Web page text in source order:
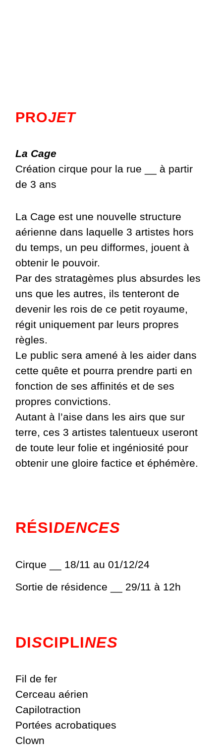
PROJET
La Cage
Création cirque pour la rue __ à partir
de 3 ans
La Cage est une nouvelle structure
aérienne dans laquelle 3 artistes hors
du temps, un peu difformes, jouent à
obtenir le pouvoir.
Par des stratagèmes plus absurdes les
uns que les autres, ils tenteront de
devenir les rois de ce petit royaume,
régit uniquement par leurs propres
règles.
Le public sera amené à les aider dans
cette quête et pourra prendre parti en
fonction de ses affinités et de ses
propres convictions.
Autant à l’aise dans les airs que sur
terre, ces 3 artistes talentueux useront
de toute leur folie et ingéniosité pour
obtenir une gloire factice et éphémère.
RÉSIDENCES
Cirque __ 18/11 au 01/12/24
Sortie de résidence __ 29/11 à 12h
DISCIPLINES
Fil de fer
Cerceau aérien
Capilotraction
Portées acrobatiques
Clown